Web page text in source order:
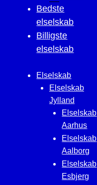
Bedste
elselskab
Billigste
elselskab
Elselskab
Elselskab
Jylland
Elselskab
Aarhus
Elselskab
Aalborg
Elselskab
Esbjerg